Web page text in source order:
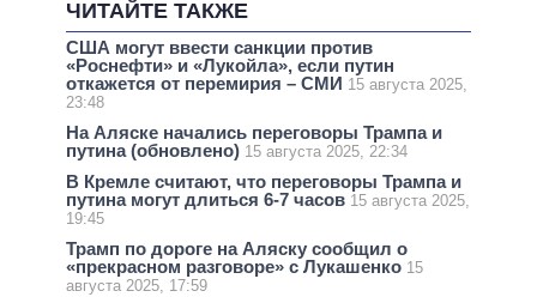
ЧИТАЙТЕ ТАКЖЕ
США могут ввести санкции против
«Роснефти» и «Лукойла», если путин
откажется от перемирия – СМИ 15 августа 2025,
23:48
На Аляске начались переговоры Трампа и
путина (обновлено) 15 августа 2025, 22:34
В Кремле считают, что переговоры Трампа и
путина могут длиться 6-7 часов 15 августа 2025,
19:45
Трамп по дороге на Аляску сообщил о
«прекрасном разговоре» с Лукашенко 15
августа 2025, 17:59